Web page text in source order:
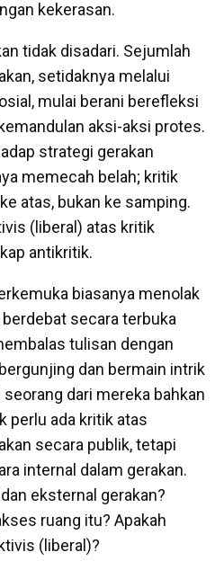
kekerasan.
tidak disadari. Sejumlah
setidaknya melalui
mulai berani berefleksi
aksi-aksi protes.
strategi gerakan
memecah belah; kritik
atas, bukan ke samping.
(liberal) atas kritik
antikritik.
biasanya menolak
secara terbuka
tulisan dengan
dan bermain intrik
seorang dari mereka bahkan
perlu ada kritik atas
secara publik, tetapi
internal dalam gerakan.
eksternal gerakan?
ruang itu? Apakah
(liberal)?